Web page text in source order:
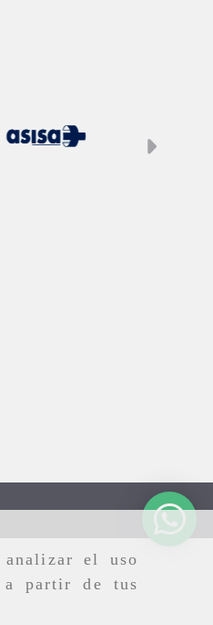
el uso
a partir de tus